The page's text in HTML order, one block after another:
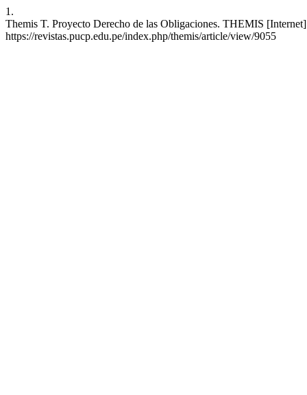
1.
Themis T. Proyecto Derecho de las Obligaciones. THEMIS
https://revistas.pucp.edu.pe/index.php/themis/article/view/9055